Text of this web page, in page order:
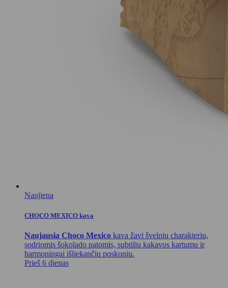
Naujiena
CHOCO MEXICO kava
Naujausia Choco Mexico kava žavi švelniu charakteriu,
sodriomis šokolado natomis, subtiliu kakavos kartumu ir
harmoningai išliekančiu poskoniu.
Prieš 6 dienas